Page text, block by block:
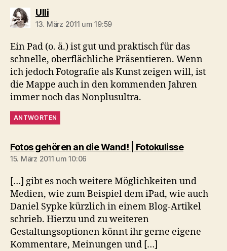
Ullisagt:
13. März 2011 um 19:59
Ein Pad (o. ä.) ist gut und praktisch für das
schnelle, oberflächliche Präsentieren. Wenn
ich jedoch Fotografie als Kunst zeigen will, ist
die Mappe auch in den kommenden Jahren
immer noch das Nonplusultra.
ANTWORTEN
Fotos gehören an die Wand! | Fotokulissesagt:
15. März 2011 um 10:06
[…] gibt es noch weitere Möglichkeiten und
Medien, wie zum Beispiel dem iPad, wie auch
Daniel Sypke kürzlich in einem Blog-Artikel
schrieb. Hierzu und zu weiteren
Gestaltungsoptionen könnt ihr gerne eigene
Kommentare, Meinungen und […]